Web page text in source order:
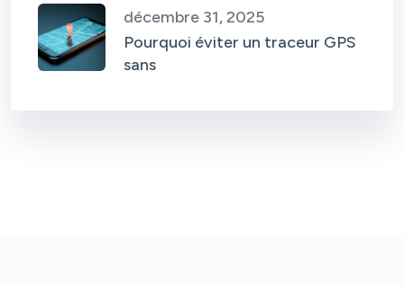
décembre 31, 2025
Pourquoi éviter un traceur GPS
sans